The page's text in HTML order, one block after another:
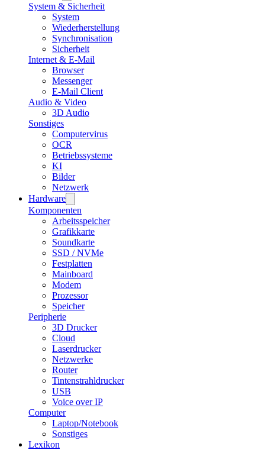
System & Sicherheit
System
Wiederherstellung
Synchronisation
Sicherheit
Internet & E-Mail
Browser
Messenger
E-Mail Client
Audio & Video
3D Audio
Sonstiges
Computervirus
OCR
Betriebssysteme
KI
Bilder
Netzwerk
Hardware
Komponenten
Arbeitsspeicher
Grafikkarte
Soundkarte
SSD / NVMe
Festplatten
Mainboard
Modem
Prozessor
Speicher
Peripherie
3D Drucker
Cloud
Laserdrucker
Netzwerke
Router
Tintenstrahldrucker
USB
Voice over IP
Computer
Laptop/Notebook
Sonstiges
Lexikon